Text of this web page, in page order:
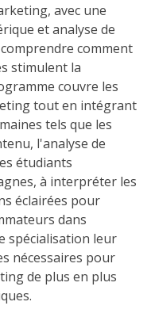
avec une
et analyse de
comment
stimulent la
couvre les
tout en intégrant
tels que les
l'analyse de
étudiants
à interpréter les
éclairées pour
dans
spécialisation leur
nécessaires pour
de plus en plus